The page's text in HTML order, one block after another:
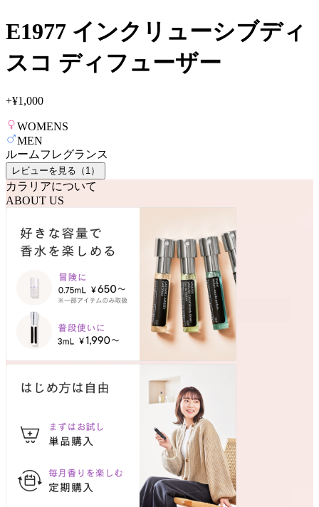
E1977 インクリューシブディ
スコ ディフューザー
+¥1,000
WOMENS
MEN
ルームフレグランス
レビューを見る（ 1 ）
カラリアについて
ABOUT US